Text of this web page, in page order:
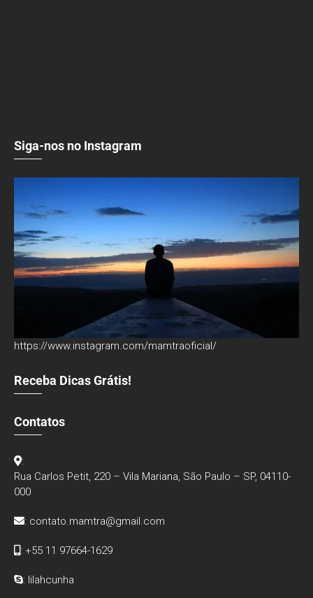
Siga-nos no Instagram
https://www.instagram.com/mamtraoficial/
Receba Dicas Grátis!
Contatos
:
Rua Carlos Petit, 220 – Vila Mariana, São Paulo – SP, 04110-
000
: contato.mamtra@gmail.com
: +55 11 97664-1629
: lilahcunha